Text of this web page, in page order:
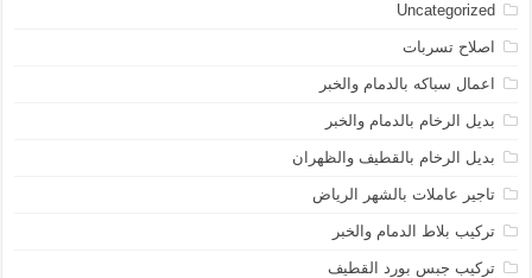
Uncategorized
اصلاح تسربات
اعمال سباكه بالدمام والخبر
بديل الرخام بالدمام والخبر
بديل الرخام بالقطيف والظهران
تاجير عاملات بالشهر الرياض
تركيب بلاط الدمام والخبر
تركيب جبس بورد القطيف